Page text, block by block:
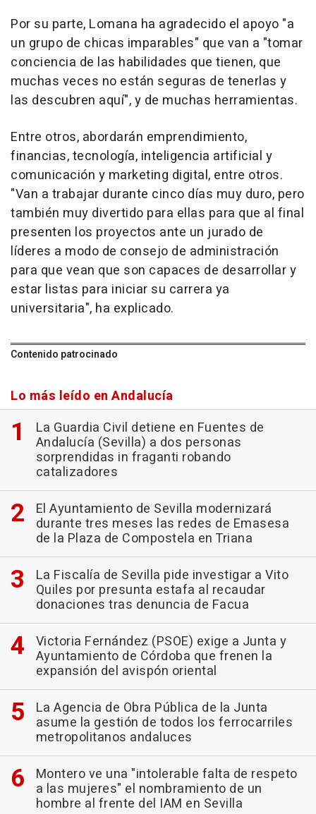
Por su parte, Lomana ha agradecido el apoyo "a
un grupo de chicas imparables" que van a "tomar
conciencia de las habilidades que tienen, que
muchas veces no están seguras de tenerlas y
las descubren aquí", y de muchas herramientas.
Entre otros, abordarán emprendimiento,
financias, tecnología, inteligencia artificial y
comunicación y marketing digital, entre otros.
"Van a trabajar durante cinco días muy duro, pero
también muy divertido para ellas para que al final
presenten los proyectos ante un jurado de
líderes a modo de consejo de administración
para que vean que son capaces de desarrollar y
estar listas para iniciar su carrera ya
universitaria", ha explicado.
Contenido patrocinado
Lo más leído en Andalucía
La Guardia Civil detiene en Fuentes de
Andalucía (Sevilla) a dos personas
sorprendidas in fraganti robando
catalizadores
El Ayuntamiento de Sevilla modernizará
durante tres meses las redes de Emasesa
de la Plaza de Compostela en Triana
La Fiscalía de Sevilla pide investigar a Vito
Quiles por presunta estafa al recaudar
donaciones tras denuncia de Facua
Victoria Fernández (PSOE) exige a Junta y
Ayuntamiento de Córdoba que frenen la
expansión del avispón oriental
La Agencia de Obra Pública de la Junta
asume la gestión de todos los ferrocarriles
metropolitanos andaluces
Montero ve una "intolerable falta de respeto
a las mujeres" el nombramiento de un
hombre al frente del IAM en Sevilla